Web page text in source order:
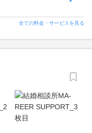
全ての料金・サービスを見る